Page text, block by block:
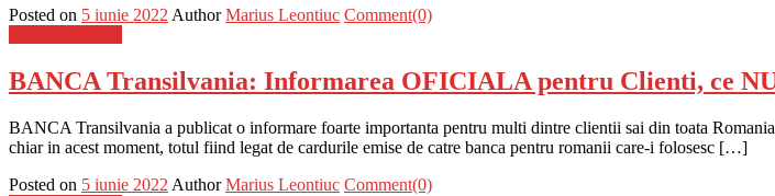
Posted on 5 iunie 2022 Author Marius Leontiuc Comment(0)
BANCA Transilvania: Informarea OFICIALA pentru Clienti, ce
BANCA Transilvania a publicat o informare foarte importanta pentru multi dintre clientii sai din toata
chiar in acest moment, totul fiind legat de cardurile emise de catre banca pentru romanii care-i folosesc […]
Posted on 5 iunie 2022 Author Marius Leontiuc Comment(0)